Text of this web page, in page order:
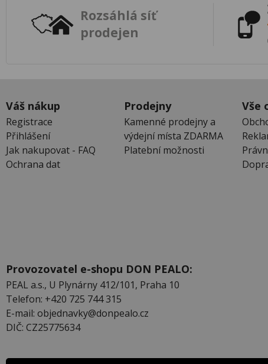
Rozsáhlá síť
prodejen
Váš nákup
Registrace
Přihlášení
Jak nakupovat - FAQ
Ochrana dat
Prodejny
Kamenné prodejny a
výdejní místa ZDARMA
Platební možnosti
Vše
Provozovatel e-shopu DON PEALO:
PEAL a.s., U Plynárny 412/101, Praha 10
Telefon: +420 725 744 315
E-mail: objednavky@donpealo.cz
DIČ: CZ25775634